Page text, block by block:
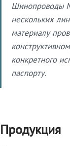
Шинопроводы
нескольких
материалу
конкретного
паспорту.
Продукция